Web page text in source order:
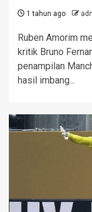
1 tahun ago
Ruben Amorim
kritik Bruno
penampilan
hasil imbang...